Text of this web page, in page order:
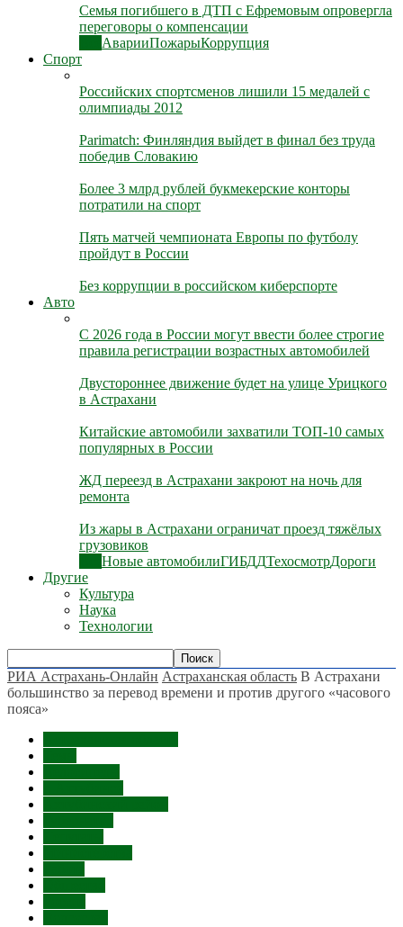
Семья погибшего в ДТП с Ефремовым опровергла
переговоры о компенсации
АварииПожарыКоррупция
Спорт
Российских спортсменов лишили 15 медалей с
олимпиады 2012
Parimatch: Финляндия выйдет в финал без труда
победив Словакию
Более 3 млрд рублей букмекерские конторы
потратили на спорт
Пять матчей чемпионата Европы по футболу
пройдут в России
Без коррупции в российском киберспорте
Авто
С 2026 года в России могут ввести более строгие
правила регистрации возрастных автомобилей
Двустороннее движение будет на улице Урицкого
в Астрахани
Китайские автомобили захватили ТОП-10 самых
популярных в России
ЖД переезд в Астрахани закроют на ночь для
ремонта
Из жары в Астрахани ограничат проезд тяжёлых
грузовиков
Новые автомобилиГИБДДТехосмотрДороги
Другие
Культура
Наука
Технологии
РИА Астрахань-Онлайн Астраханская область В Астрахани
большинство за перевод времени и против другого «часового
пояса»